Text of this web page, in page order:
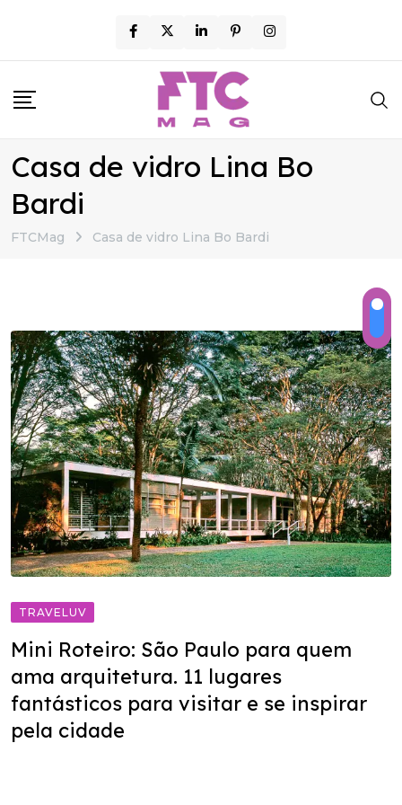
content
Casa de vidro Lina Bo
Bardi
FTCMag Casa de vidro Lina Bo Bardi
TRAVELUV
Mini Roteiro: São Paulo para quem
ama arquitetura. 11 lugares
fantásticos para visitar e se inspirar
pela cidade